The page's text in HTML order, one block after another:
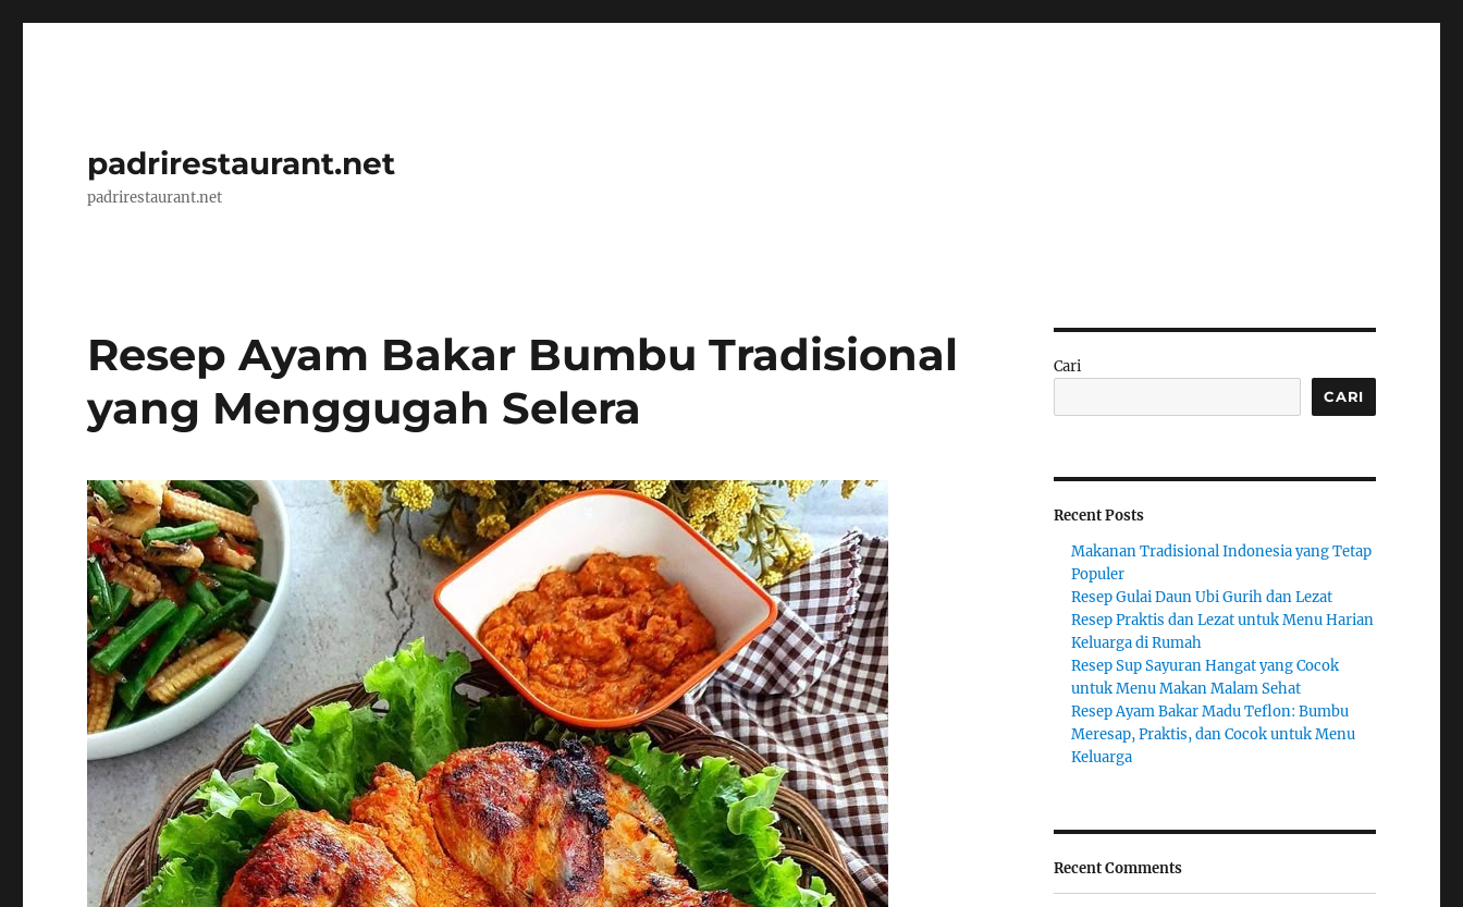
padrirestaurant.net
padrirestaurant.net
Resep Ayam Bakar Bumbu Tradisional
yang Menggugah Selera
Cari
CARI
Recent Posts
Makanan Tradisional Indonesia yang Tetap
Populer
Resep Gulai Daun Ubi Gurih dan Lezat
Resep Praktis dan Lezat untuk Menu Harian
Keluarga di Rumah
Resep Sup Sayuran Hangat yang Cocok
untuk Menu Makan Malam Sehat
Resep Ayam Bakar Madu Teflon: Bumbu
Meresap, Praktis, dan Cocok untuk Menu
Keluarga
Recent Comments